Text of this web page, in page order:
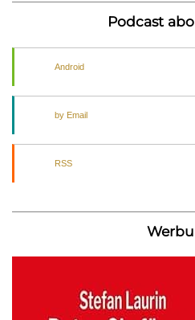
Podcast
Android
by Email
RSS